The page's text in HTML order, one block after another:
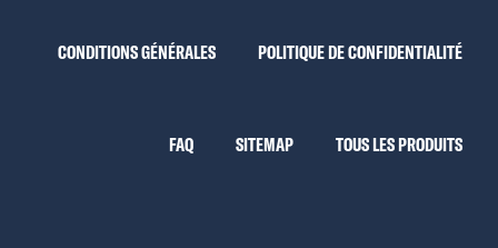
CONDITIONS GÉNÉRALES POLITIQUE DE CONFIDENTIALITÉ
FAQ SITEMAP TOUS LES PRODUITS